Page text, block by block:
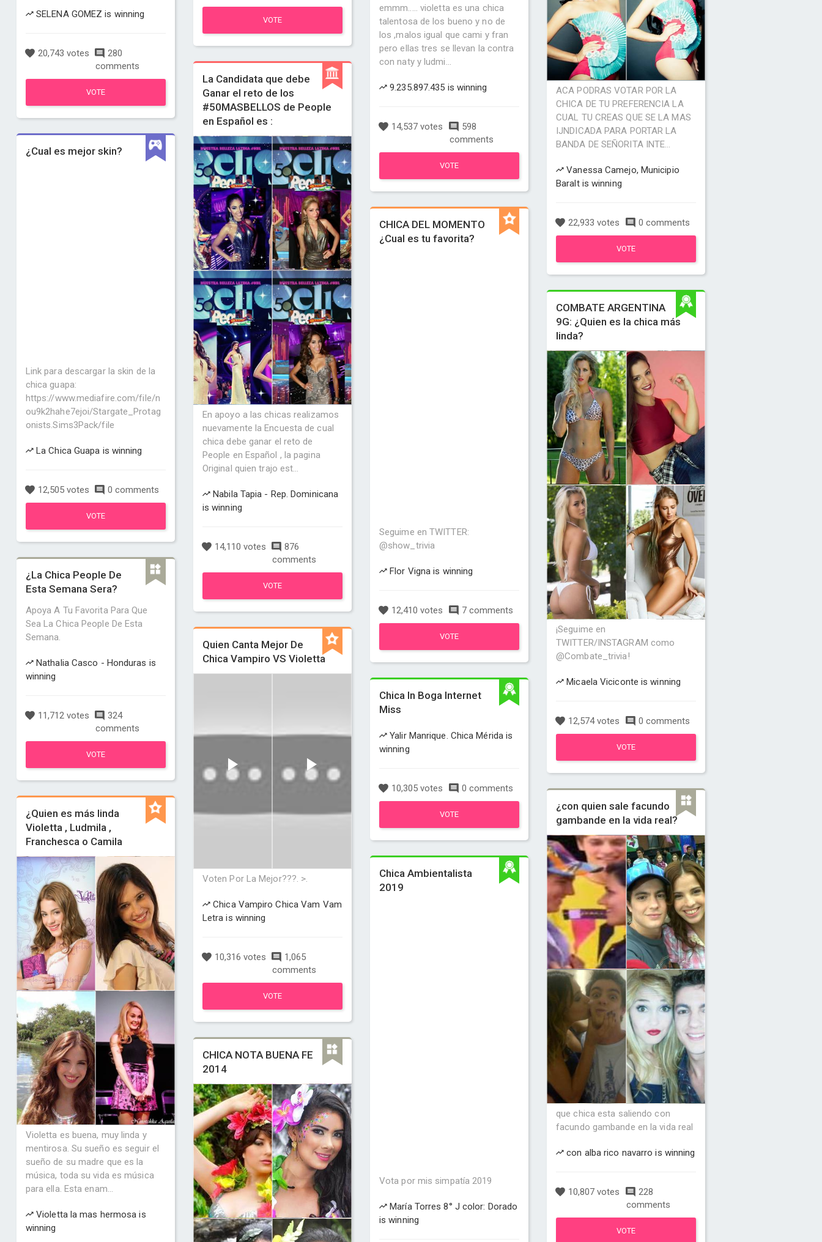
SELENA GOMEZ is winning
20,743 votes
280
comments
VOTE
¿Cual es mejor skin?
Link para descargar la skin de la
chica guapa:
https://www.mediafire.com/file/n
ou9k2hahe7ejoi/Stargate_Protag
onists.Sims3Pack/file
La Chica Guapa is winning
12,505 votes 0 comments
VOTE
¿La Chica People De
Esta Semana Sera?
Apoya A Tu Favorita Para Que
Sea La Chica People De Esta
Semana.
Nathalia Casco - Honduras is
winning
11,712 votes
324
comments
VOTE
¿Quien es más linda
Violetta , Ludmila ,
Franchesca o Camila
Violetta es buena, muy linda y
mentirosa. Su sueño es seguir el
sueño de su madre que es la
música, toda su vida es música
para ella. Esta enam...
Violetta la mas hermosa is
winning
VOTE
La Candidata que debe
Ganar el reto de los
#50MASBELLOS de People
en Español es :
En apoyo a las chicas realizamos
nuevamente la Encuesta de cual
chica debe ganar el reto de
People en Español , la pagina
Original quien trajo est...
Nabila Tapia - Rep. Dominicana
is winning
14,110 votes
876
comments
VOTE
Quien Canta Mejor De
Chica Vampiro VS Violetta
Voten Por La Mejor???. >.
Chica Vampiro Chica Vam Vam
Letra is winning
10,316 votes
1,065
comments
VOTE
CHICA NOTA BUENA FE
2014
emmm..... violetta es una chica
talentosa de los bueno y no de
los ,malos igual que cami y fran
pero ellas tres se llevan la contra
con naty y ludmi...
9.235.897.435 is winning
14,537 votes
598
comments
VOTE
CHICA DEL MOMENTO
¿Cual es tu favorita?
Seguime en TWITTER:
@show_trivia
Flor Vigna is winning
12,410 votes 7 comments
VOTE
Chica In Boga Internet
Miss
Yalir Manrique. Chica Mérida is
winning
10,305 votes 0 comments
VOTE
Chica Ambientalista
2019
Vota por mis simpatía 2019
María Torres 8° J color: Dorado
is winning
ACA PODRAS VOTAR POR LA
CHICA DE TU PREFERENCIA LA
CUAL TU CREAS QUE SE LA MAS
IJNDICADA PARA PORTAR LA
BANDA DE SEÑORITA INTE...
Vanessa Camejo, Municipio
Baralt is winning
22,933 votes 0 comments
VOTE
COMBATE ARGENTINA
9G: ¿Quien es la chica más
linda?
¡Seguime en
TWITTER/INSTAGRAM como
@Combate_trivia!
Micaela Viciconte is winning
12,574 votes 0 comments
VOTE
¿con quien sale facundo
gambande en la vida real?
que chica esta saliendo con
facundo gambande en la vida real
con alba rico navarro is winning
10,807 votes
228
comments
VOTE